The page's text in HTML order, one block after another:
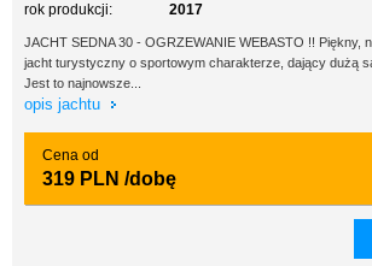
rok produkcji:
2017
JACHT SEDNA 30 - OGRZEWANIE WEBASTO !! Piękny,
jacht turystyczny o sportowym charakterze, dający dużą
Jest to najnowsze...
opis jachtu
Cena od
319 PLN /dobę